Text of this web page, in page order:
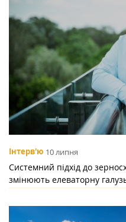
Інтерв'ю 10 липня
Системний підхід до
змінюють елеваторну